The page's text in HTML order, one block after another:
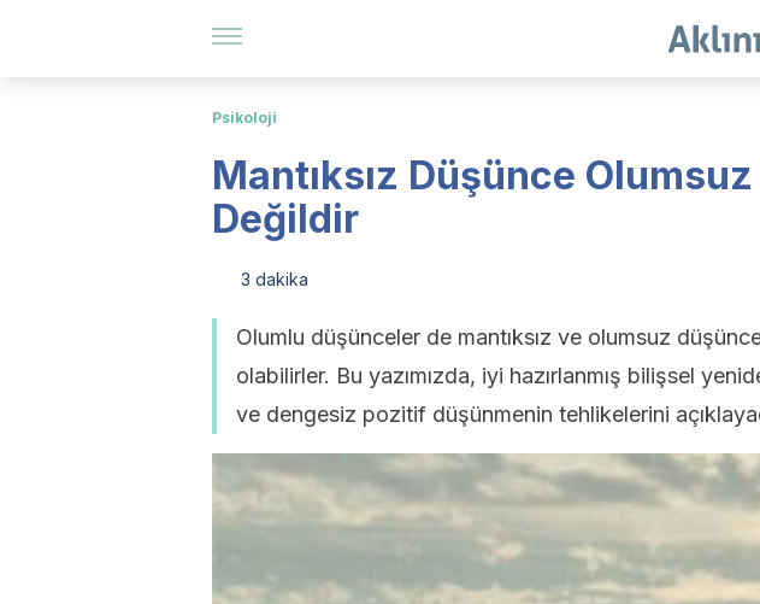
Psikoloji
Mantıksız Düşünce
Değildir
3 dakika
Olumlu düşünceler de mantıksız ve olumsuz
olabilirler. Bu yazımızda, iyi hazırlanmış bilişsel
ve dengesiz pozitif düşünmenin tehlikelerini